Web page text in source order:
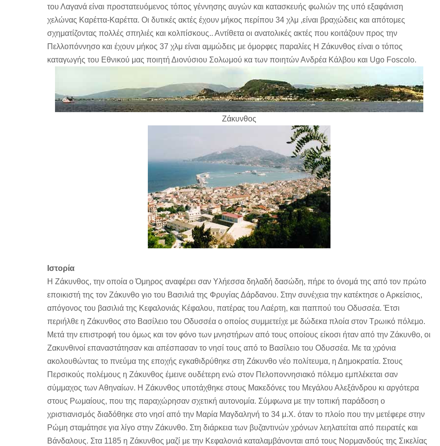
του Λαγανά είναι προστατευόμενος τόπος γέννησης αυγών και κατασκευής φωλιών της υπό εξαφάνιση
χελώνας Καρέττα-Καρέττα. Οι δυτικές ακτές έχουν μήκος περίπου 34 χλμ ,είναι βραχώδεις και απότομες
σχηματίζοντας πολλές σπηλιές και κολπίσκους.. Αντίθετα οι ανατολικές ακτές που κοιτάζουν προς την
Πελλοπόννησο και έχουν μήκος 37 χλμ είναι αμμώδεις με όμορφες παραλίες Η Ζάκυνθος είναι ο τόπος
καταγωγής του Εθνικού μας ποιητή Διονύσιου Σολωμού κα των ποιητών Ανδρέα Κάλβου και Ugo Foscolo.
Ζάκυνθος
Ιστορία
Η Ζάκυνθος, την οποία ο Όμηρος αναφέρει σαν Υλήεσσα δηλαδή δασώδη, πήρε το όνομά της από τον πρώτο
εποικιστή της τον Ζάκυνθο γιο του Βασιλιά της Φρυγίας Δάρδανου. Στην συνέχεια την κατέκτησε ο Αρκείσιος,
απόγονος του βασιλιά της Κεφαλονιάς Κέφαλου, πατέρας του Λαέρτη, και παππού του Οδυσσέα. Έτσι
περιήλθε η Ζάκυνθος στο Βασίλειο του Οδυσσέα ο οποίος συμμετείχε με δώδεκα πλοία στον Τρωικό πόλεμο.
Μετά την επιστροφή του όμως και τον φόνο των μνηστήρων από τους οποίους είκοσι ήταν από την Ζάκυνθο, οι
Ζακυνθινοί επαναστάτησαν και απέσπασαν το νησί τους από το Βασίλειο του Οδυσσέα. Με τα χρόνια
ακολουθώντας το πνεύμα της εποχής εγκαθιδρύθηκε στη Ζάκυνθο νέο πολίτευμα, η Δημοκρατία. Στους
Περσικούς πολέμους η Ζάκυνθος έμεινε ουδέτερη ενώ στον Πελοποννησιακό πόλεμο εμπλέκεται σαν
σύμμαχος των Αθηναίων. Η Ζάκυνθος υποτάχθηκε στους Μακεδόνες του Μεγάλου Αλεξάνδρου κι αργότερα
στους Ρωμαίους, που της παραχώρησαν σχετική αυτονομία. Σύμφωνα με την τοπική παράδοση ο
χριστιανισμός διαδόθηκε στο νησί από την Μαρία Μαγδαληνή το 34 μ.Χ. όταν το πλοίο που την μετέφερε στην
Ρώμη σταμάτησε για λίγο στην Ζάκυνθο. Στη διάρκεια των βυζαντινών χρόνων λεηλατείται από πειρατές και
Βάνδαλους. Στα 1185 η Ζάκυνθος μαζί με την Κεφαλονιά καταλαμβάνονται από τους Νορμανδούς της Σικελίας